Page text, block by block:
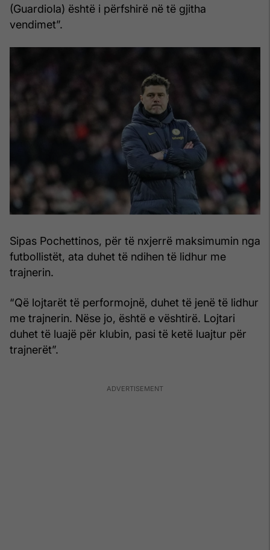
(Guardiola) është i përfshirë në të gjitha
vendimet”.
Sipas Pochettinos, për të nxjerrë maksimumin nga
futbollistët, ata duhet të ndihen të lidhur me
trajnerin.
“Që lojtarët të performojnë, duhet të jenë të lidhur
me trajnerin. Nëse jo, është e vështirë. Lojtari
duhet të luajë për klubin, pasi të ketë luajtur për
trajnerët”.